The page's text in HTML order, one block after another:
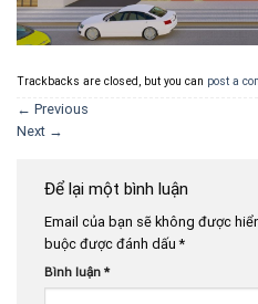
Trackbacks are closed, but you can post a
← Previous
Next →
Để lại một bình luận
Email của bạn sẽ không được
buộc được đánh dấu*
Bình luận *